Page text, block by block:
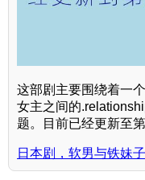
这部剧主要围绕着一
女主之间的
题。目前已经更新至
日本剧，软男与铁妹